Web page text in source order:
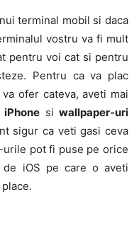
terminal mobil si daca
vostru va fi mult
pentru voi cat si pentru
Pentru ca va plac
ofer cateva, aveti mai
si wallpaper-uri
sigur ca veti gasi ceva
urile pot fi puse pe orice
de iOS pe care o aveti